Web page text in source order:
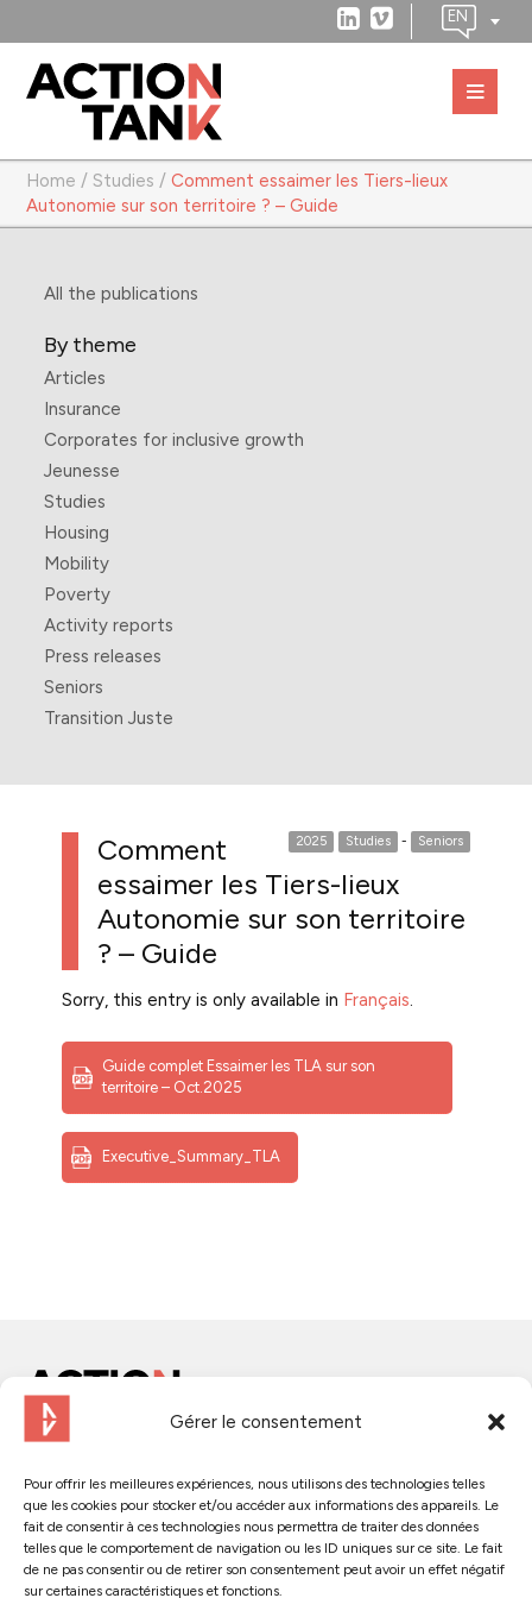
Gérer le consentement
Pour offrir les meilleures expériences, nous utilisons des technologies telles
que les cookies pour stocker et/ou accéder aux informations des appareils. Le
fait de consentir à ces technologies nous permettra de traiter des données
telles que le comportement de navigation ou les ID uniques sur ce site. Le fait
de ne pas consentir ou de retirer son consentement peut avoir un effet négatif
sur certaines caractéristiques et fonctions.
Home / Studies /Comment essaimer les Tiers-lieux
Autonomie sur son territoire ? – Guide
All the publications
By theme
Articles
Insurance
Corporates for inclusive growth
Jeunesse
Studies
Housing
Mobility
Poverty
Activity reports
Press releases
Seniors
Transition Juste
Studies - Seniors
2025
Comment
essaimer les Tiers-lieux
Autonomie sur son territoire
? – Guide
Sorry, this entry is only available in Français.
Guide complet Essaimer les TLA sur son
territoire – Oct.2025
Executive_Summary_TLA
Follow us :